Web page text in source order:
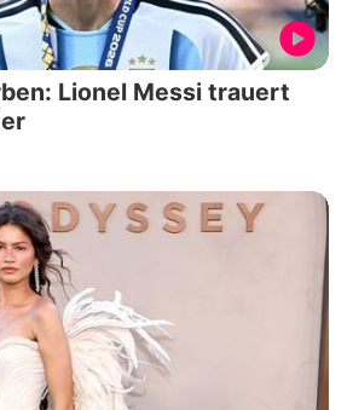
Lionel Messi trauert